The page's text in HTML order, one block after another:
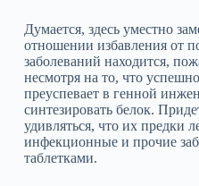
Думается, здесь уместно
отношении избавления от
заболеваний находится,
несмотря на то, что
преуспевает в генной
синтезировать белок.
удивляться, что их предки
инфекционные и прочие
таблетками.